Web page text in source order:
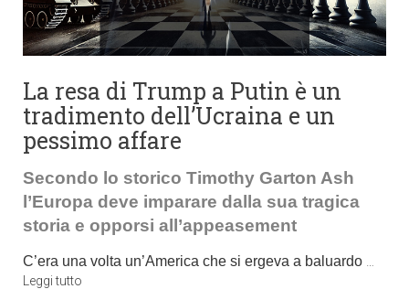
La resa di Trump a Putin è un
tradimento dell’Ucraina e un
pessimo affare
Secondo lo storico Timothy Garton Ash
l’Europa deve imparare dalla sua tragica
storia e opporsi all’appeasement
C’era una volta un’America che si ergeva a baluardo
Leggi tutto